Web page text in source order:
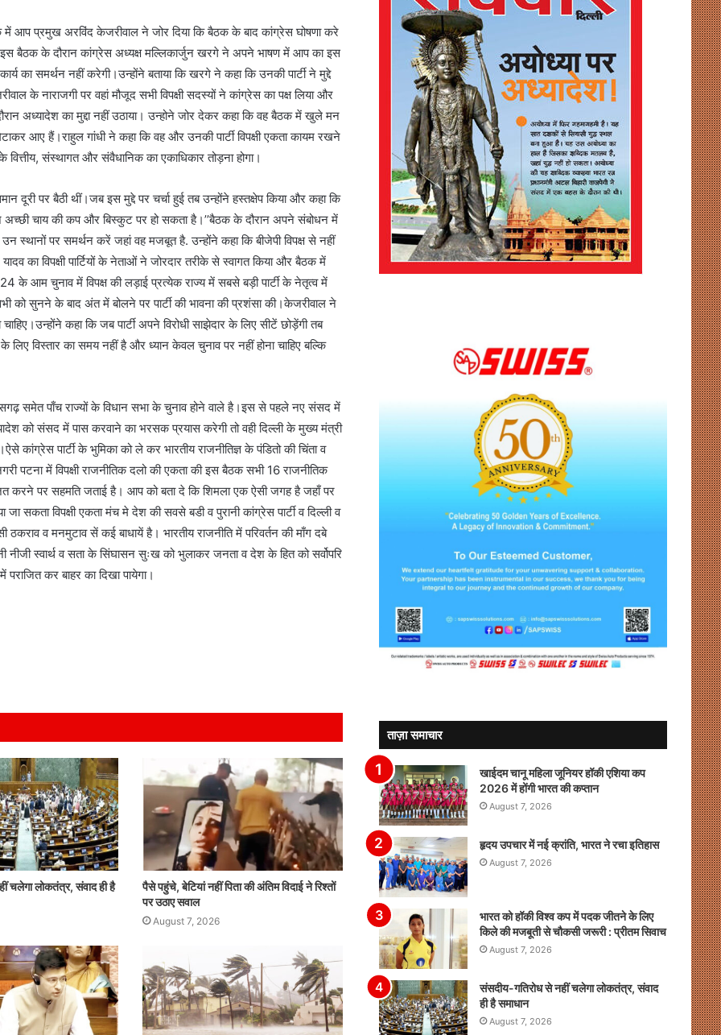
में आप प्रमुख अरविंद केजरीवाल ने जोर दिया कि बैठक के बाद कांग्रेस घोषणा करे
बैठक के दौरान कांग्रेस अध्यक्ष मल्लिकार्जुन खरगे ने अपने भाषण में आप का इस
का समर्थन नहीं करेगी।उन्होंने बताया कि खरगे ने कहा कि उनकी पार्टी ने मुद्दे
के नाराजगी पर वहां मौजूद सभी विपक्षी सदस्यों ने कांग्रेस का पक्ष लिया और
अध्यादेश का मुद्दा नहीं उठाया। उन्होने जोर देकर कहा कि वह बैठक में खुले मन
आए हैं।राहुल गांधी ने कहा कि वह और उनकी पार्टी विपक्षी एकता कायम रखने
संस्थागत और संवैधानिक का एकाधिकार तोड़ना होगा।
पर बैठी थीं।जब इस मुद्दे पर चर्चा हुई तब उन्होंने हस्तक्षेप किया और कहा कि
अच्छी चाय की कप और बिस्कुट पर हो सकता है।’’बैठक के दौरान अपने संबोधन में
स्थानों पर समर्थन करें जहां वह मजबूत है. उन्होंने कहा कि बीजेपी विपक्ष से नहीं
का विपक्षी पार्टियों के नेताओं ने जोरदार तरीके से स्वागत किया और बैठक में
के आम चुनाव में विपक्ष की लड़ाई प्रत्येक राज्य में सबसे बड़ी पार्टी के नेतृत्व में
सुनने के बाद अंत में बोलने पर पार्टी की भावना की प्रशंसा की।केजरीवाल ने
कहा कि जब पार्टी अपने विरोधी साझेदार के लिए सीटें छोड़ेंगी तब
लिए विस्तार का समय नहीं है और ध्यान केवल चुनाव पर नहीं होना चाहिए बल्कि
समेत पाँच राज्यों के विधान सभा के चुनाव होने वाले है।इस से पहले नए संसद में
को संसद में पास करवाने का भरसक प्रयास करेगी तो वही दिल्ली के मुख्य मंत्री
कांग्रेस पार्टी के भुमिका को ले कर भारतीय राजनीतिज्ञ के पंडितो की चिंता व
पटना में विपक्षी राजनीतिक दलो की एकता की इस बैठक सभी 16 राजनीतिक
पर सहमति जताई है। आप को बता दे कि शिमला एक ऐसी जगह है जहाँ पर
सकता विपक्षी एकता मंच मे देश की सवसे बडी व पुरानी कांग्रेस पार्टी व दिल्ली व
व मनमुटाव सें कई बाधायें है। भारतीय राजनीति में परिवर्तन की माँग दबे
नीजी स्वार्थ व सता के सिंघासन सुःख को भुलाकर जनता व देश के हित को सर्वोपरि
कर बाहर का दिखा पायेगा।
चलेगा लोकतंत्र, संवाद ही है
पैसे पहुंचे, बेटियां नहीं पिता की अंतिम विदाई ने रिश्तों
पर उठाए सवाल
August 7, 2026
ताज़ा समाचार
खाईदम चानू महिला जूनियर हॉकी एशिया कप
2026 में होंगी भारत की कप्तान
August 7, 2026
हृदय उपचार में नई क्रांति, भारत ने रचा इतिहास
August 7, 2026
भारत को हॉकी विश्व कप में पदक जीतने के लिए
किले की मजबूती से चौकसी जरूरी : प्रीतम सिवाच
August 7, 2026
संसदीय-गतिरोध से नहीं चलेगा लोकतंत्र, संवाद
ही है समाधान
August 7, 2026